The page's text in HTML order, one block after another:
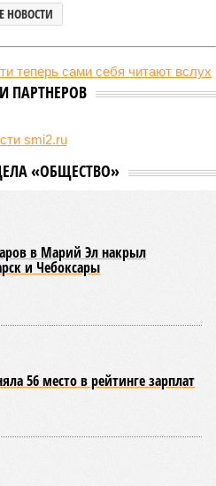
реализуются меры,
и институциональное
на поясах керешу.
но также утвердили
закрепив
субъекта. Согласно
Чувашии международного
спорта Чувашии.
полная разрядная сетка
ступени от третьего
кандидата в мастера
обеспечить системность
создать чёткие ориентиры
их квалификации.
традиционное единоборство,
чувашского народа. Схватка
соперники располагаются
через пояс каждого из них